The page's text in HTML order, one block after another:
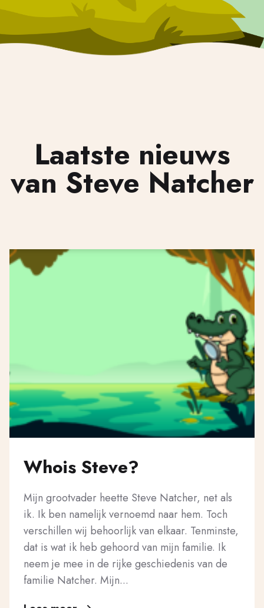
Laatste nieuws
van Steve Natcher
Whois Steve?
Mijn grootvader heette Steve Natcher, net als
ik. Ik ben namelijk vernoemd naar hem. Toch
verschillen wij behoorlijk van elkaar. Tenminste,
dat is wat ik heb gehoord van mijn familie. Ik
neem je mee in de rijke geschiedenis van de
familie Natcher. Mijn...